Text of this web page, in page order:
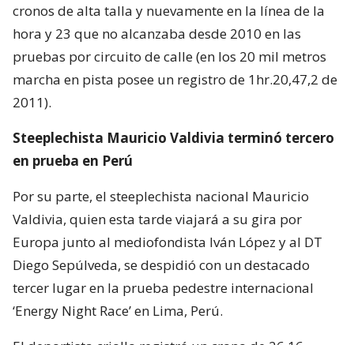
cronos de alta talla y nuevamente en la línea de la
hora y 23 que no alcanzaba desde 2010 en las
pruebas por circuito de calle (en los 20 mil metros
marcha en pista posee un registro de 1hr.20,47,2 de
2011).
Steeplechista Mauricio Valdivia terminó tercero
en prueba en Perú
Por su parte, el steeplechista nacional Mauricio
Valdivia, quien esta tarde viajará a su gira por
Europa junto al mediofondista Iván López y al DT
Diego Sepúlveda, se despidió con un destacado
tercer lugar en la prueba pedestre internacional
‘Energy Night Race’ en Lima, Perú.